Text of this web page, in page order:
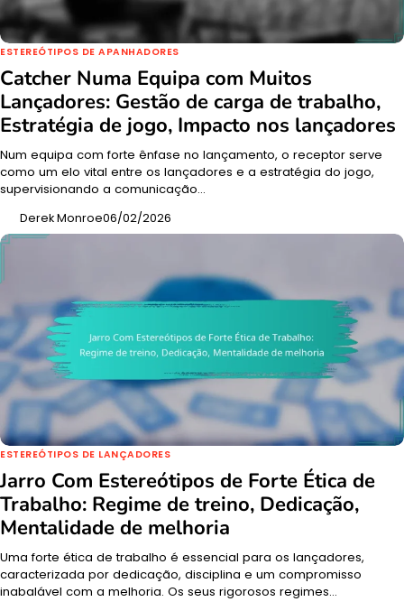
ESTEREÓTIPOS DE APANHADORES
Catcher Numa Equipa com Muitos
Lançadores: Gestão de carga de trabalho,
Estratégia de jogo, Impacto nos lançadores
Num equipa com forte ênfase no lançamento, o receptor serve
como um elo vital entre os lançadores e a estratégia do jogo,
supervisionando a comunicação…
Derek Monroe06/02/2026
ESTEREÓTIPOS DE LANÇADORES
Jarro Com Estereótipos de Forte Ética de
Trabalho: Regime de treino, Dedicação,
Mentalidade de melhoria
Uma forte ética de trabalho é essencial para os lançadores,
caracterizada por dedicação, disciplina e um compromisso
inabalável com a melhoria. Os seus rigorosos regimes…